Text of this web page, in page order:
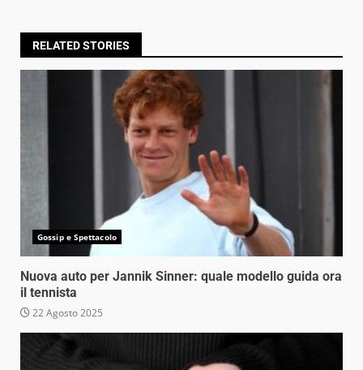
RELATED STORIES
Gossip e Spettacolo
Nuova auto per Jannik Sinner: quale modello guida ora
il tennista
22 Agosto 2025